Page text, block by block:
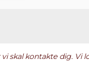
skal kontakte dig. Vi